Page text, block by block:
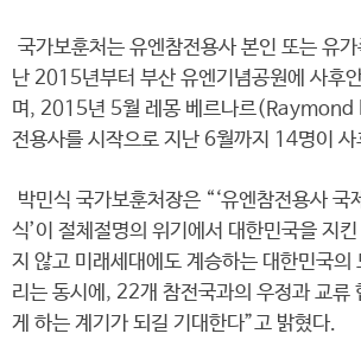
국가보훈처는 유엔참전용사 본인 또는 유
난 2015년부터 부산 유엔기념공원에 사후
며, 2015년 5월 레몽 베르나르
전용사를 시작으로 지난 6월까지 14명이 사
박민식 국가보훈처장은 “‘유엔참전용사 국
식’이 절체절명의 위기에서 대한민국을 지
지 않고 미래세대에도 계승하는 대한민국의
리는 동시에, 22개 참전국과의 우정과 교류
게 하는 계기가 되길 기대한다”고 밝혔다.